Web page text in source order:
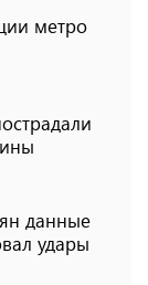
метро
данные
удары